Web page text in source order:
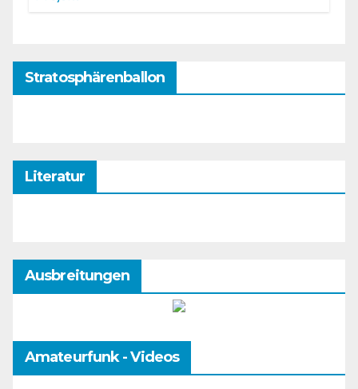
Stratosphärenballon
Literatur
Ausbreitungen
Amateurfunk - Videos